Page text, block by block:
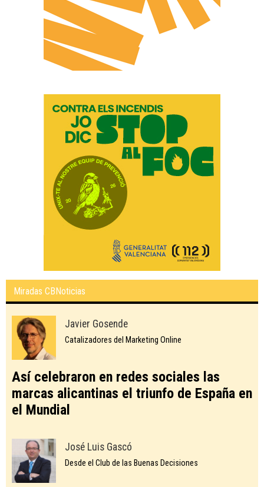
Miradas CBNoticias
Javier Gosende
Catalizadores del Marketing Online
Así celebraron en redes sociales las
marcas alicantinas el triunfo de España en
el Mundial
José Luis Gascó
Desde el Club de las Buenas Decisiones